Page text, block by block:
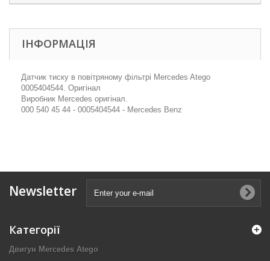
ІНФОРМАЦІЯ
Датчик тиску в повітряному фільтрі Mercedes Atego
0005404544. Оригінал
Виробник Mercedes оригінал.
000 540 45 44 - 0005404544 - Mercedes Benz
Newsletter
Категорії
Двигун Mercedes Atego